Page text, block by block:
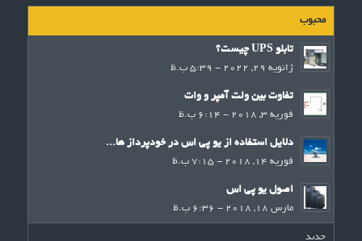
محبوب
تابلو UPS چیست؟
ژانویه 29, 2022 - 5:39 ب.ظ
تفاوت بین ولت آمپر و وات
فوریه 3, 2018 - 6:14 ب.ظ
دلایل استفاده از یو پی اس در خودپرداز ها...
فوریه 14, 2018 - 7:15 ب.ظ
اصول یو پی اس
مارس 18, 2018 - 6:36 ب.ظ
جدید